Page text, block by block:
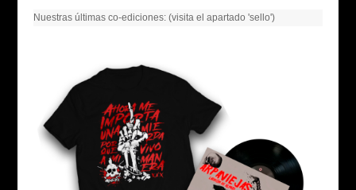
Nuestras últimas co-ediciones: (visita el apartado 'sello')